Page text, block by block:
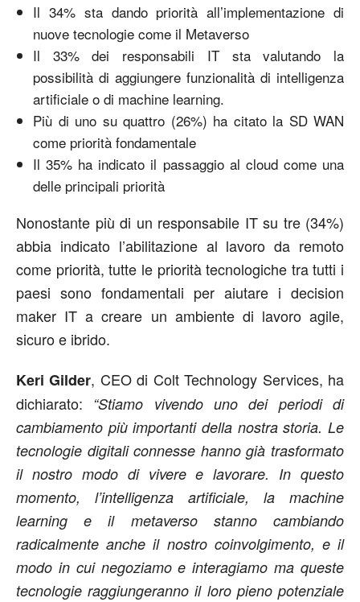
Il 34% sta dando priorità all’implementazione di
nuove tecnologie come il Metaverso
Il 33% dei responsabili IT sta valutando la
possibilità di aggiungere funzionalità di intelligenza
artificiale o di machine learning.
Più di uno su quattro (26%) ha citato la SD WAN
come priorità fondamentale
Il 35% ha indicato il passaggio al cloud come una
delle principali priorità
Nonostante più di un responsabile IT su tre (34%)
abbia indicato l’abilitazione al lavoro da remoto
come priorità, tutte le priorità tecnologiche tra tutti i
paesi sono fondamentali per aiutare i decision
maker IT a creare un ambiente di lavoro agile,
sicuro e ibrido.
Keri Gilder, CEO di Colt Technology Services, ha
dichiarato: “Stiamo vivendo uno dei periodi di
cambiamento più importanti della nostra storia. Le
tecnologie digitali connesse hanno già trasformato
il nostro modo di vivere e lavorare. In questo
momento, l’intelligenza artificiale, la machine
learning e il metaverso stanno cambiando
radicalmente anche il nostro coinvolgimento, e il
modo in cui negoziamo e interagiamo ma queste
tecnologie raggiungeranno il loro pieno potenziale